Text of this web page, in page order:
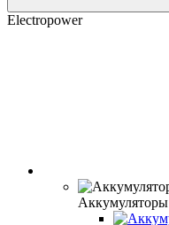
Electropower
Аккумуляторы